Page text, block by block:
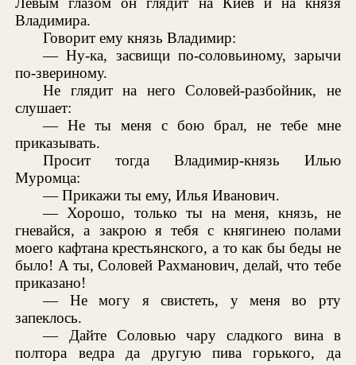
Владимира.
Говорит ему князь Владимир:
— Ну-ка, засвищи по-соловьиному, зарычи
по-звериному.
Не глядит на него Соловей-разбойник, не
слушает:
— Не ты меня с бою брал, не тебе мне
приказывать.
Просит тогда Владимир-князь Илью
Муромца:
— Прикажи ты ему, Илья Иванович.
— Хорошо, только ты на меня, князь, не
гневайся, а закрою я тебя с княгинею полами
моего кафтана крестьянского, а то как бы беды не
было! А ты, Соловей Рахманович, делай, что тебе
приказано!
— Не могу я свистеть, у меня во рту
запеклось.
— Дайте Соловью чару сладкого вина в
полтора ведра да другую пива горького, да